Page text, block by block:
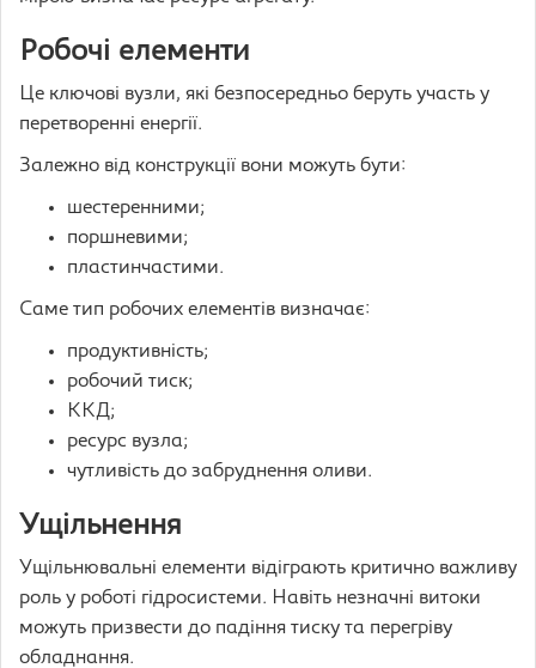
Робочі елементи
Це ключові вузли, які безпосередньо беруть участь у
перетворенні енергії.
Залежно від конструкції вони можуть бути:
шестеренними;
поршневими;
пластинчастими.
Саме тип робочих елементів визначає:
продуктивність;
робочий тиск;
ККД;
ресурс вузла;
чутливість до забруднення оливи.
Ущільнення
Ущільнювальні елементи відіграють критично важливу
роль у роботі гідросистеми. Навіть незначні витоки
можуть призвести до падіння тиску та перегріву
обладнання.